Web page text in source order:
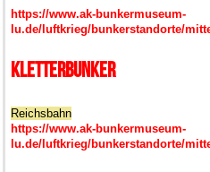
https://www.ak-bunkermuseum-
lu.de/luftkrieg/bunkerstandorte/
Kletterbunker
Reichsbahn
https://www.ak-bunkermuseum-
lu.de/luftkrieg/bunkerstandorte/